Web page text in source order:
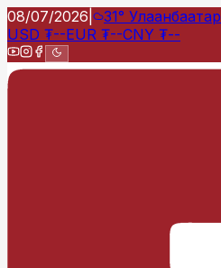
08/07/2026 31° Улаанбаатар
USD ₮--EUR ₮--CNY ₮--